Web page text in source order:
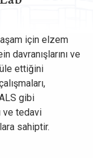
için elzem
davranışlarını ve
ettiğini
gibi
ve tedavi
sahiptir.